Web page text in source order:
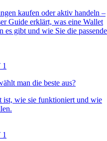
kaufen oder aktiv handeln –
Guide erklärt, was eine Wallet
gibt und wie Sie die passende
man die beste aus?
ist, wie sie funktioniert und wie